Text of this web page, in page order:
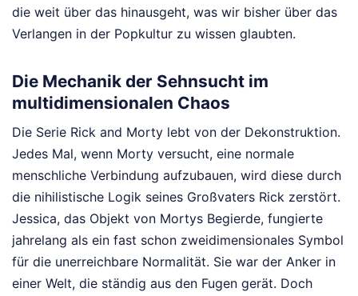
die weit über das hinausgeht, was wir bisher über das
Verlangen in der Popkultur zu wissen glaubten.
Die Mechanik der Sehnsucht im
multidimensionalen Chaos
Die Serie Rick and Morty lebt von der Dekonstruktion.
Jedes Mal, wenn Morty versucht, eine normale
menschliche Verbindung aufzubauen, wird diese durch
die nihilistische Logik seines Großvaters Rick zerstört.
Jessica, das Objekt von Mortys Begierde, fungierte
jahrelang als ein fast schon zweidimensionales Symbol
für die unerreichbare Normalität. Sie war der Anker in
einer Welt, die ständig aus den Fugen gerät. Doch